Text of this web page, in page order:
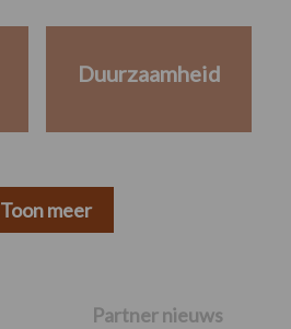
Partner nieuws
Duurzaamheid
Toon meer